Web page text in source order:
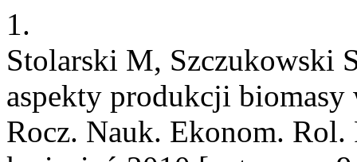
1.
Stolarski M, Szczukowski
aspekty produkcji
Rocz. Nauk. Ekonom.